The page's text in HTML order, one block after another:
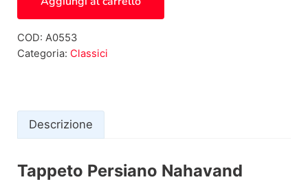
COD: A0553
Categoria: Classici
Descrizione
Descrizione
Tappeto Persiano Nahavand